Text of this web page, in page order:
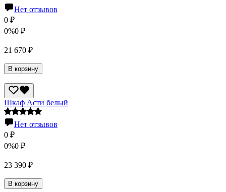
Нет отзывов
0 ₽
0%0 ₽
21 670 ₽
В корзину
Шкаф Асти белый
Нет отзывов
0 ₽
0%0 ₽
23 390 ₽
В корзину